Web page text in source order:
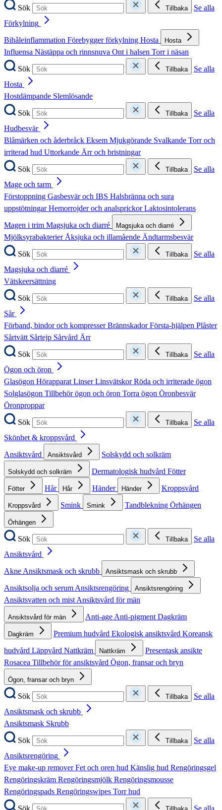
Sök
Tillbaka
Se alla
Förkylning
Bihåleinflammation Förebygger förkylning Hosta Hosta
Influensa Nästäppa och rinnsnuva Ont i halsen Torr i näsan
Sök
Tillbaka
Se alla
Hosta
Hostdämpande Slemlösande
Sök
Tillbaka
Se alla
Hudbesvär
Blåmärken och åderbråck Eksem Mjukgörande Svalkande Torr och
irriterad hud Uttorkande Ärr och bristningar
Sök
Tillbaka
Se alla
Mage och tarm
Förstoppning Gasbesvär och IBS Halsbränna och sura
uppstötningarHemorrojder och analsprickorLaktosintolerans
Magen i trim Magsjuka och diarré Magsjuka och diarré
MjölksyrabakterierÅksjuka och illamående Ändtarmsbesvär
Sök
Tillbaka
Se alla
Magsjuka och diarré
Vätskeersättning
Sök
Tillbaka
Se alla
Sår
Förband, bindor och kompresserBrännskadorFörsta-hjälpen Plåster
Sårtvätt Sårtejp Sårvård Ärr
Sök
Tillbaka
Se alla
Ögon och öron
Glasögon HörapparatLinserLinsvätskorRöda och irriterade ögon
Solglasögon Tillbehör ögon och öron Torra ögon Öronbesvär
Öronproppar
Sök
Tillbaka
Se alla
Skönhet & kroppsvård
Ansiktsvård
Ansiktsvård Solskydd och solkräm
Solskydd och solkräm Dermatologisk hudvård Fötter
Fötter Hår Hår Händer Händer Kroppsvård
Kroppsvård Smink Smink Tandblekning Örhängen
Örhängen
Sök Tillbaka
Se alla
Ansiktsvård
AkneAnsiktsmask och skrubb Ansiktsmask och skrubb
Ansiktsolja och serumAnsiktsrengöring Ansiktsrengöring
Ansiktsvatten och mistAnsiktsvård för män
Ansiktsvård för män Anti-ageAnti-pigmentDagkräm
Dagkräm Premium hudvård Ekologisk ansiktsvård Koreansk
hudvård Läppvård Nattkräm Nattkräm
Presentask ansikte
Rosacea Tillbehör för ansiktsvård Ögon, fransar och bryn
Ögon, fransar och bryn
Sök Tillbaka
Se alla
Ansiktsmask och skrubb
Ansiktsmask Skrubb
Sök
Tillbaka
Se alla
Ansiktsrengöring
Eye make-up removerFet och oren hud Känslig hud Rengöringsgel
Rengöringskräm Rengöringsmjölk Rengöringsmousse
Rengöringspads Rengöringswipes Torr hud